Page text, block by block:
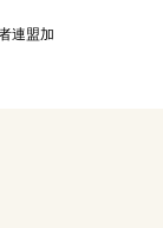
連盟加